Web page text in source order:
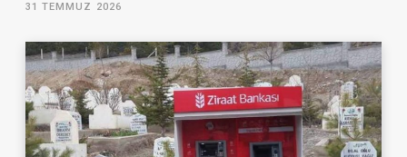
31 TEMMUZ 2026